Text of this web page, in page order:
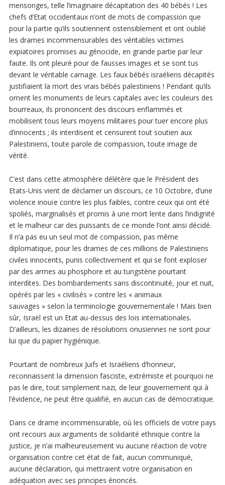
mensonges, telle l’imaginaire décapitation des 40 bébés ! Les
chefs d’Etat occidentaux n’ont de mots de compassion que
pour la partie qu’ils soutiennent ostensiblement et ont oublié
les drames incommensurables des véritables victimes
expiatoires promises au génocide, en grande partie par leur
faute. Ils ont pleuré pour de fausses images et se sont tus
devant le véritable carnage. Les faux bébés israéliens décapités
justifiaient la mort des vrais bébés palestiniens ! Pendant qu’ils
ornent les monuments de leurs capitales avec les couleurs des
bourreaux, ils prononcent des discours enflammés et
mobilisent tous leurs moyens militaires pour tuer encore plus
d’innocents ; ils interdisent et censurent tout soutien aux
Palestiniens, toute parole de compassion, toute image de
vérité.
C’est dans cette atmosphère délétère que le Président des
Etats-Unis vient de déclamer un discours, ce 10 Octobre, d’une
violence inouïe contre les plus faibles, contre ceux qui ont été
spoliés, marginalisés et promis à une mort lente dans l’indignité
et le malheur car des puissants de ce monde l’ont ainsi décidé.
Il n’a pas eu un seul mot de compassion, pas même
diplomatique, pour les drames de ces millions de Palestiniens
civiles innocents, punis collectivement et qui se font exploser
par des armes au phosphore et au tungstène pourtant
interdites. Des bombardements sans discontinuité, jour et nuit,
opérés par les « civilisés » contre les « animaux
sauvages » selon la terminologie gouvernementale ! Mais bien
sûr, Israël est un Etat au-dessus des lois internationales.
D’ailleurs, les dizaines de résolutions onusiennes ne sont pour
lui que du papier hygiénique.
Pourtant de nombreux Juifs et Israéliens d’honneur,
reconnaissent la dimension fasciste, extrémiste et pourquoi ne
pas le dire, tout simplement nazi, de leur gouvernement qui à
l’évidence, ne peut être qualifié, en aucun cas de démocratique.
Dans ce drame incommensurable, où les officiels de votre pays
ont recours aux arguments de solidarité ethnique contre la
justice, je n’ai malheureusement vu aucune réaction de votre
organisation contre cet état de fait, aucun communiqué,
aucune déclaration, qui mettraient votre organisation en
adéquation avec ses principes énoncés.